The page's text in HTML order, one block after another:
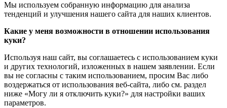
Мы используем собранную информацию для анализа
тенденций и улучшения нашего сайта для наших клиентов.
Какие у меня возможности в отношении использования
куки?
Используя наш сайт, вы соглашаетесь с использованием куки
и других технологий, изложенных в нашем заявлении. Если
вы не согласны с таким использованием, просим Вас либо
воздержаться от использования веб-сайта, либо см. раздел
ниже «Могу ли я отключить куки?» для настройки ваших
параметров.